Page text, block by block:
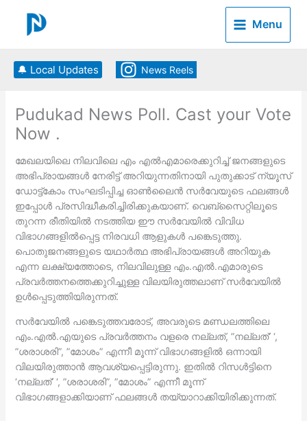
content
Menu
🔔 Local Updates News Reels
Pudukad News Poll. Cast your Vote
Now .
മേഖലയിലെ നിലവിലെ എം എല്‍എമാരെക്കുറിച്ച് ജനങ്ങളുടെ
അഭിപ്രായങ്ങള്‍ നേരിട്ട് അറിയുന്നതിനായി പുതുക്കാട് ന്യൂസ്
ഡോട്ട്കോം സംഘടിപ്പിച്ച ഓണ്‍ലൈന്‍ സര്‍വേയുടെ ഫലങ്ങള്‍
ഇപ്പോള്‍ പ്രസിദ്ധീകരിച്ചിരിക്കുകയാണ്. വെബ്‌സൈറ്റിലൂടെ
തുറന്ന രീതിയില്‍ നടത്തിയ ഈ സര്‍വേയില്‍ വിവിധ
വിഭാഗങ്ങളില്‍പ്പെട്ട നിരവധി ആളുകള്‍ പങ്കെടുത്തു.
പൊതുജനങ്ങളുടെ യഥാര്‍ത്ഥ അഭിപ്രായങ്ങള്‍ അറിയുക
എന്ന ലക്ഷ്യത്തോടെ, നിലവിലുള്ള എം.എല്‍.എമാരുടെ
പ്രവര്‍ത്തനത്തെക്കുറിച്ചുള്ള വിലയിരുത്തലാണ് സര്‍വേയില്‍
ഉള്‍പ്പെടുത്തിയിരുന്നത്.
സര്‍വേയില്‍ പങ്കെടുത്തവരോട്, അവരുടെ മണ്ഡലത്തിലെ
എം.എല്‍.എയുടെ പ്രവര്‍ത്തനം വളരെ നല്ലത്, ”നല്ലത്’ ‘,
”ശരാശരി”, ”മോശം” എന്നീ മൂന്ന് വിഭാഗങ്ങളില്‍ ഒന്നായി
വിലയിരുത്താന്‍ ആവശ്യപ്പെട്ടിരുന്നു. ഇതില്‍ റിസള്‍ട്ടിനെ
‘നല്ലത്’ ‘, ”ശരാശരി”, ”മോശം” എന്നീ മൂന്ന്
വിഭാഗങ്ങളാക്കിയാണ് ഫലങ്ങള്‍ തയ്യാറാക്കിയിരിക്കുന്നത്.